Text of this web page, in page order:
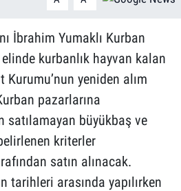
İbrahim Yumaklı Kurban
elinde kurbanlık hayvan kalan
yeniden alım
pazarlarına
satılamayan büyükbaş ve
kriterler
satın alınacak.
tarihleri arasında yapılırken